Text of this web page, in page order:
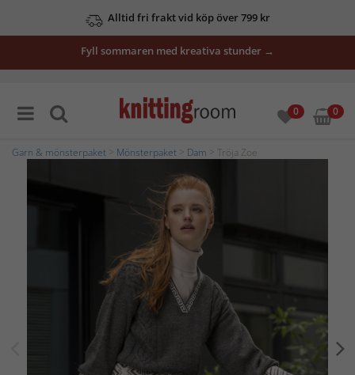
Alltid fri frakt vid köp över 799 kr
Fyll sommaren med kreativa stunder →
0 0
Garn & mönsterpaket Mönsterpaket Dam > Tröja Zoe